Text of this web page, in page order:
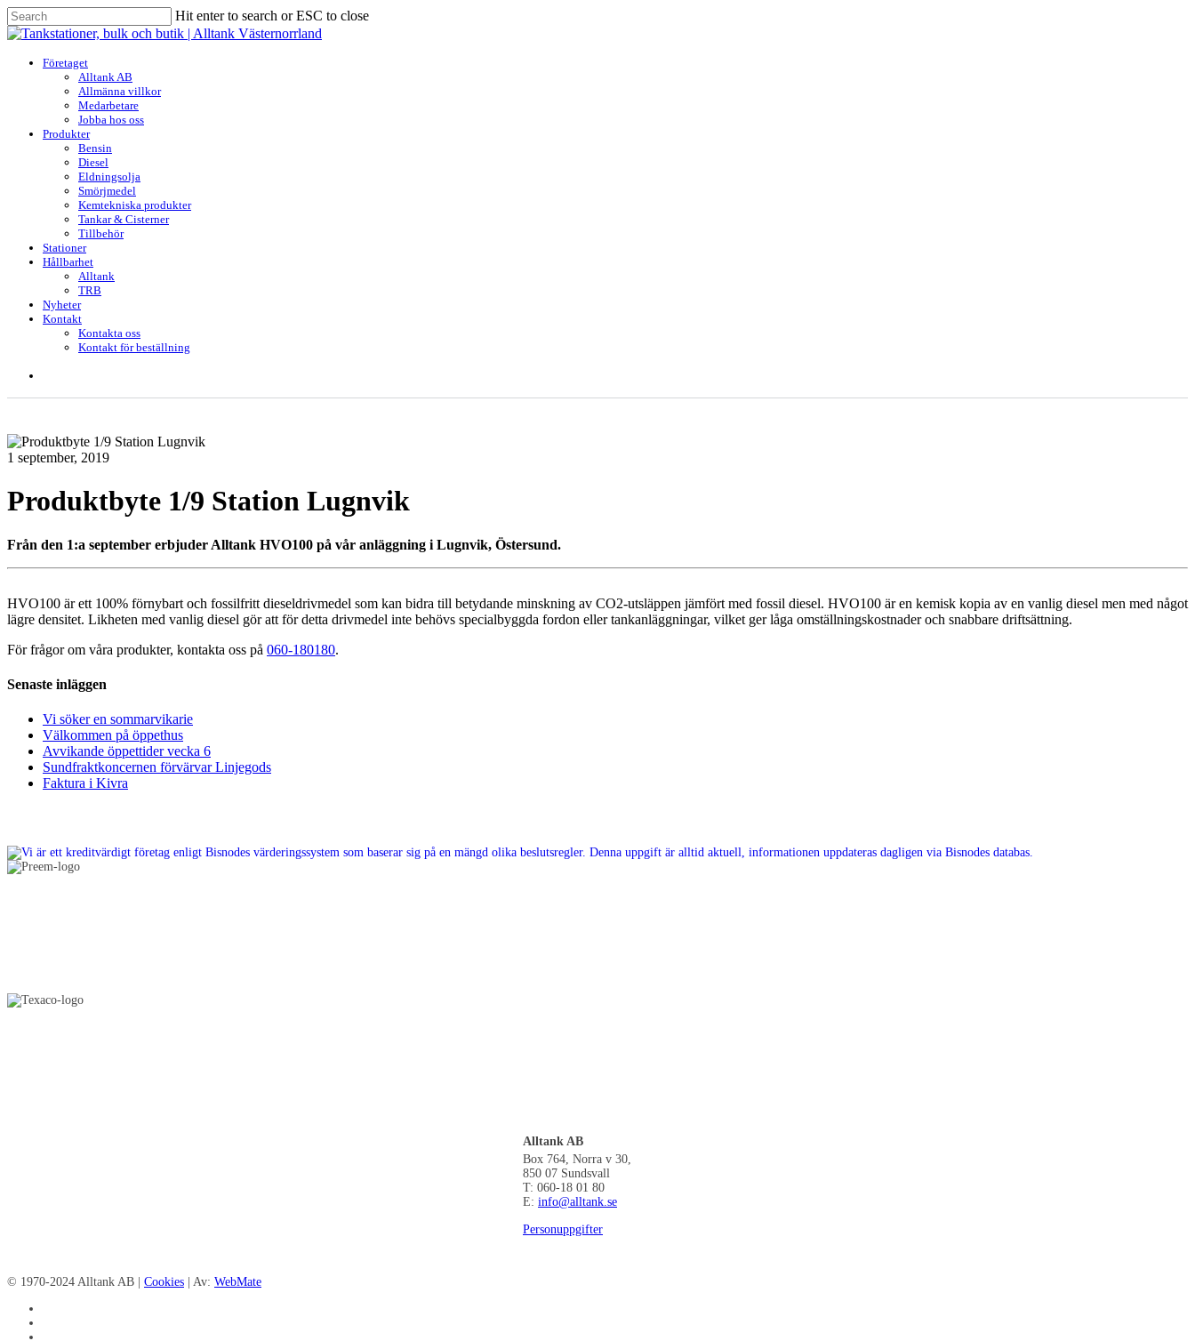
Skip
to
content
Hit enter to search or ESC to close
Close
search
Menu
Företaget
Alltank AB
Allmänna villkor
Medarbetare
Jobba hos oss
Produkter
Bensin
Diesel
Eldningsolja
Smörjmedel
Kemtekniska produkter
Tankar & Cisterner
Tillbehör
Stationer
Hållbarhet
Alltank
TRB
Nyheter
Kontakt
Kontakta oss
Kontakt för beställning
1 september, 2019
Produktbyte 1/9 Station Lugnvik
Från den 1:a september erbjuder Alltank HVO100 på vår anläggning i Lugnvik, Östersund.
HVO100 är ett 100% förnybart och fossilfritt dieseldrivmedel som kan bidra till betydande minskning av CO2-utsläppen jämfört med fossil diesel. HVO100 är en kemisk kopia av en vanlig diesel men med något
lägre densitet. Likheten med vanlig diesel gör att för detta drivmedel inte behövs specialbyggda fordon eller tankanläggningar, vilket ger låga omställningskostnader och snabbare driftsättning.
För frågor om våra produkter, kontakta oss på 060-180180.
Senaste inläggen
Vi söker en sommarvikarie
Välkommen på öppethus
Avvikande öppettider vecka 6
Sundfraktkoncernen förvärvar Linjegods
Faktura i Kivra
Alltank AB
Box 764, Norra v 30,
850 07 Sundsvall
T: 060-18 01 80
E: info@alltank.se
Personuppgifter
© 1970-2024 Alltank AB | Cookies | Av: WebMate